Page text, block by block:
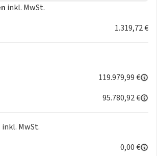
Serviceheft
mit schwenkbarem Kugelkopf
inkl. MwSt.
1.319,72 €
119.979,99 €
95.780,92 €
inkl. MwSt.
0,00 €